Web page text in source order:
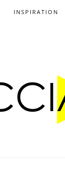
INSPIRATION